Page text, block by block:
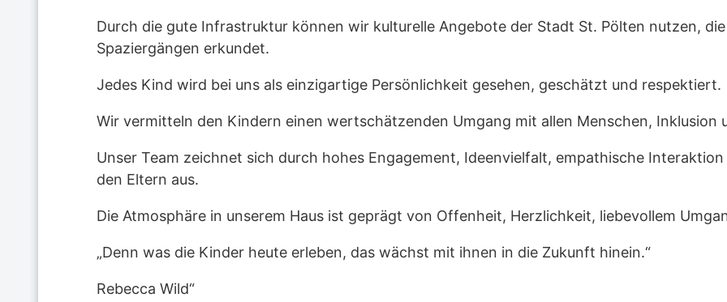
Durch die gute Infrastruktur können wir kulturelle Angebote der Stadt St. Pölten nutzen,
Spaziergängen erkundet.
Jedes Kind wird bei uns als einzigartige Persönlichkeit gesehen, geschätzt und respektiert.
Wir vermitteln den Kindern einen wertschätzenden Umgang mit allen Menschen, Inklusion
Unser Team zeichnet sich durch hohes Engagement, Ideenvielfalt, empathische
den Eltern aus.
Die Atmosphäre in unserem Haus ist geprägt von Offenheit, Herzlichkeit, liebevollem
„Denn was die Kinder heute erleben, das wächst mit ihnen in die Zukunft hinein.“
Rebecca Wild“